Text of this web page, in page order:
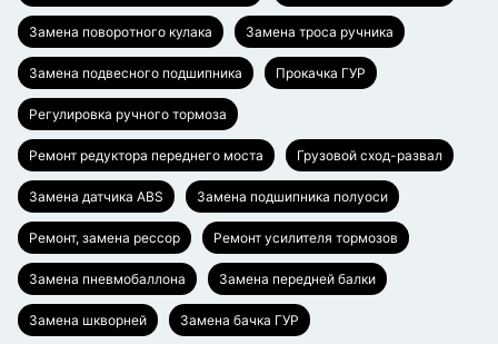
Замена поворотного кулака Замена троса ручника
Замена подвесного подшипника Прокачка ГУР
Регулировка ручного тормоза
Ремонт редуктора переднего моста Грузовой сход-развал
Замена датчика ABS Замена подшипника полуоси
Ремонт, замена рессор Ремонт усилителя тормозов
Замена пневмобаллона Замена передней балки
Замена шкворней Замена бачка ГУР